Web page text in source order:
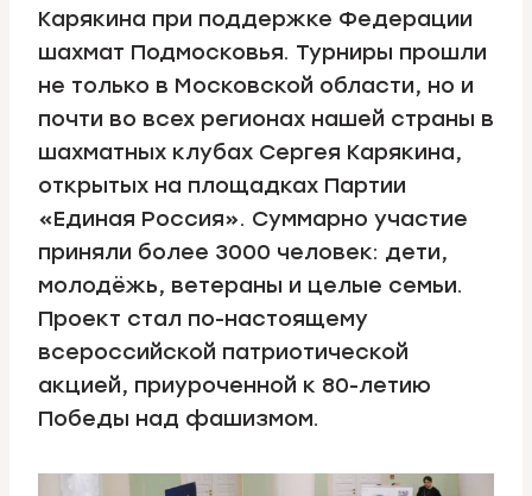
Карякина при поддержке Федерации
шахмат Подмосковья. Турниры прошли
не только в Московской области, но и
почти во всех регионах нашей страны в
шахматных клубах Сергея Карякина,
открытых на площадках Партии
«Единая Россия». Суммарно участие
приняли более 3000 человек: дети,
молодёжь, ветераны и целые семьи.
Проект стал по-настоящему
всероссийской патриотической
акцией, приуроченной к 80-летию
Победы над фашизмом.